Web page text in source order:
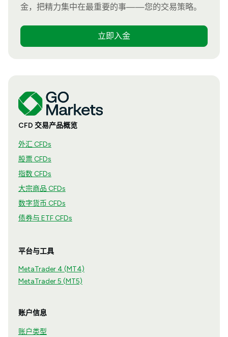
金，把精力集中在最重要的事——您的交易策略。
立即入金
CFD 交易产品概览
外汇 CFDs
股票 CFDs
指数 CFDs
大宗商品 CFDs
数字货币 CFDs
债券与 ETF CFDs
平台与工具
MetaTrader 4 (MT4)
MetaTrader 5 (MT5)
账户信息
账户类型